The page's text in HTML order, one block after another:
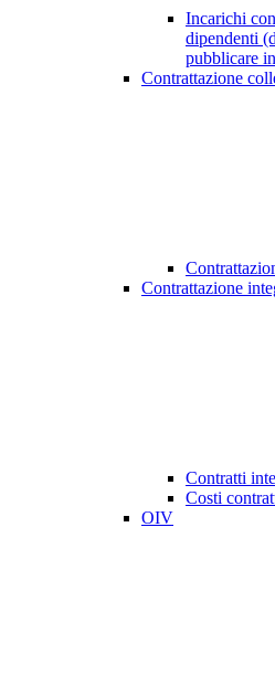
Incarichi
dipendenti
pubblicare
Contrattazione
Contrattazione
Contratti
Costi
OIV